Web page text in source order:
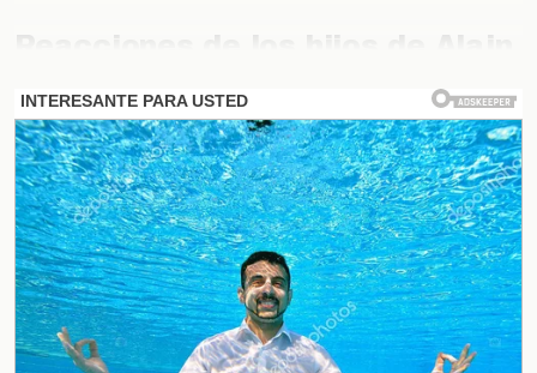
Los hijos de Alain Delon, especialmente su hija
Anouchka, han compartido sus sentimientos a
través de redes sociales y entrevistas. En sus
declaraciones, han mencionado la **dificultad** de
crecer bajo la sombra de un padre tan famoso y
cómo esto ha influido en su relación. Anouchka ha
señalado que, a pesar de su amor por él, hay
aspectos de su personalidad que les resultan